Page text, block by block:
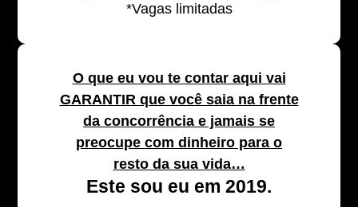
*Vagas limitadas
O que eu vou te contar aqui vai
GARANTIR que você saia na frente
da concorrência e jamais se
preocupe com dinheiro para o
resto da sua vida…
Este sou eu em 2019.